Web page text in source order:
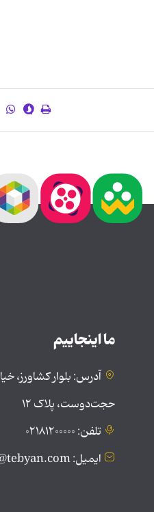
ما اینجاییم
آدرس: بلوار کشاورز،
حجت‌دوست، پلاک ۱۲
تلفن: ۰۲۱۸۱۲۰۰۰۰۰
ایمیل: public@tebyan.com